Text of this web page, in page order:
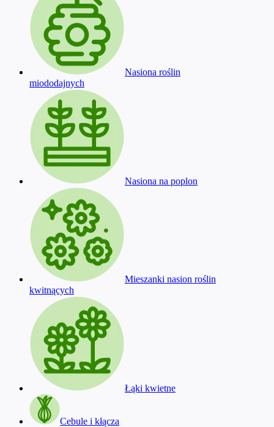
Nasiona roślin
miododajnych
Nasiona na poplon
Mieszanki nasion roślin
kwitnących
Łąki kwietne
Cebule i kłącza